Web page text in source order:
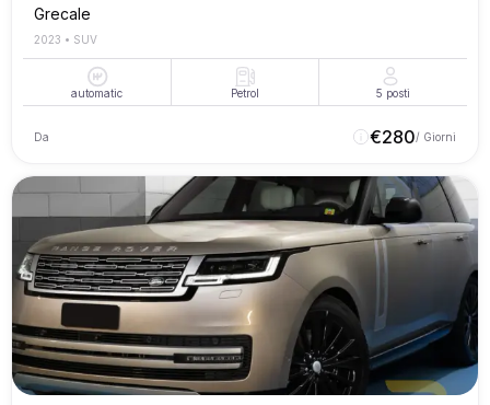
Grecale
2023 • SUV
automatic Petrol 5 posti
Da €280/ Giorni